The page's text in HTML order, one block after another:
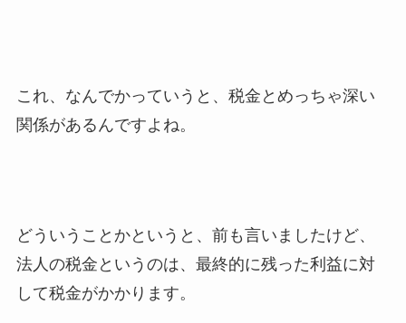
これ、なんでかっていうと、税金とめっちゃ深い
関係があるんですよね。
どういうことかというと、前も言いましたけど、
法人の税金というのは、最終的に残った利益に対
して税金がかかります。